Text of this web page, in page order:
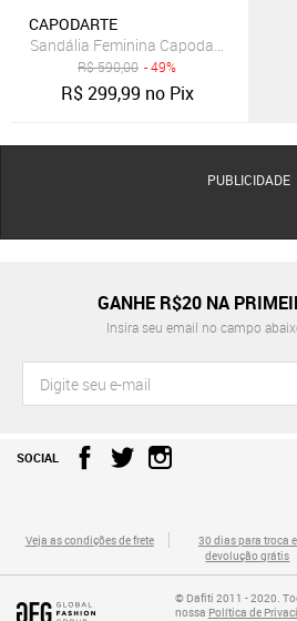
CAPODARTE
Sandália Feminina Capodarte Salto
R$590,00 - 49%
R$299,99 no Pix
PUBLICIDADE
GANHE R$20 NA
Insira seu email no campo
SOCIAL
Veja as condições de frete
30 dias para troca e
devolução grátis
© Dafiti 2011 - 2020.
nossa Política de